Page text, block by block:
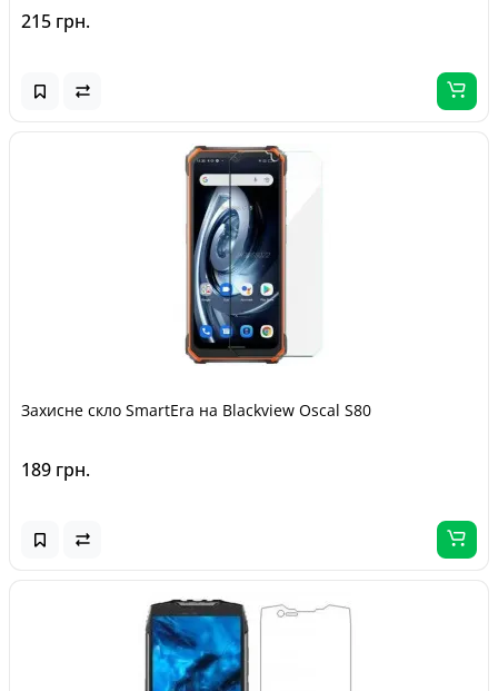
215 грн.
Захисне скло SmartEra на Blackview Oscal S80
189 грн.